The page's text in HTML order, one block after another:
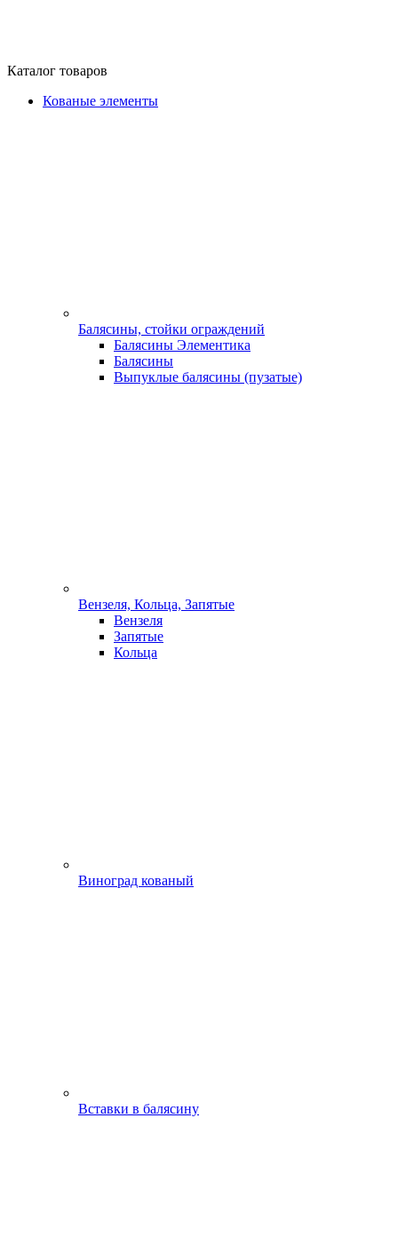
Каталог товаров
Кованые элементы
Балясины, стойки ограждений
Балясины Элементика
Балясины
Выпуклые балясины (пузатые)
Вензеля, Кольца, Запятые
Вензеля
Запятые
Кольца
Виноград кованый
Вставки в балясину